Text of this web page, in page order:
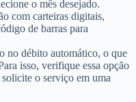
o mês desejado.
com carteiras digitais,
de barras para
no débito automático, o que
isso, verifique essa opção
o serviço em uma